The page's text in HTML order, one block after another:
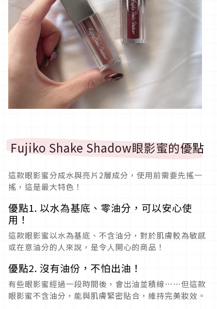
Fujiko Shake Shadow眼影蜜的優點
這款眼影蜜分成水與亮片2層成分，使用前需要先搖一
搖，這是最大特色！
優點1. 以水為基底、零油分，可以安心使
用！
這款眼影蜜以水為基底、不含油分，對於肌膚較為敏感
或在意油分的人來說，是令人開心的商品！
優點2. 沒有油份，不怕出油！
有些眼影蜜經過一段時間後，會出油並積線……但這款
眼影蜜不含油分，能與肌膚緊密貼合，維持完美妝效。